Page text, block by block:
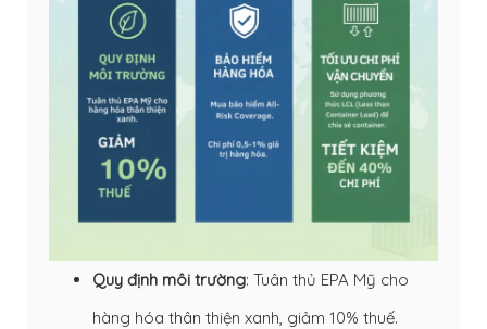
Quy định môi trường: Tuân thủ EPA Mỹ cho
hàng hóa thân thiện xanh, giảm 10% thuế.